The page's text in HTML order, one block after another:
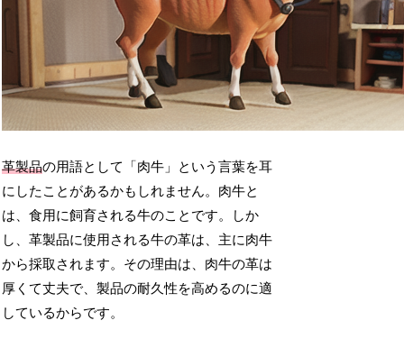
革製品の用語として「肉牛」という言葉を耳
にしたことがあるかもしれません。肉牛と
は、食用に飼育される牛のことです。しか
し、革製品に使用される牛の革は、主に肉牛
から採取されます。その理由は、肉牛の革は
厚くて丈夫で、製品の耐久性を高めるのに適
しているからです。